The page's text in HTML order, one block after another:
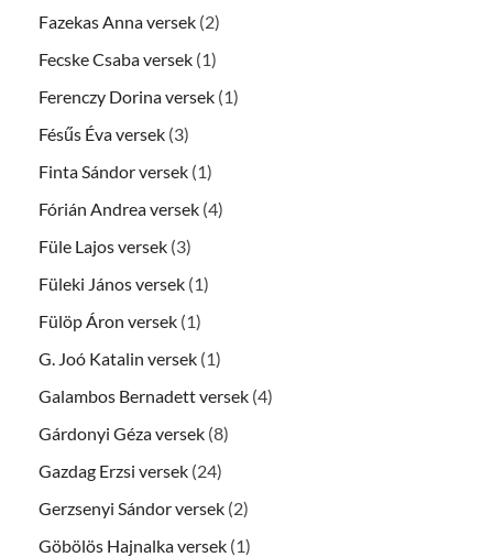
Fazekas Anna versek (2)
Fecske Csaba versek (1)
Ferenczy Dorina versek (1)
Fésűs Éva versek (3)
Finta Sándor versek (1)
Fórián Andrea versek (4)
Füle Lajos versek (3)
Füleki János versek (1)
Fülöp Áron versek (1)
G. Joó Katalin versek (1)
Galambos Bernadett versek (4)
Gárdonyi Géza versek (8)
Gazdag Erzsi versek (24)
Gerzsenyi Sándor versek (2)
Göbölös Hajnalka versek (1)